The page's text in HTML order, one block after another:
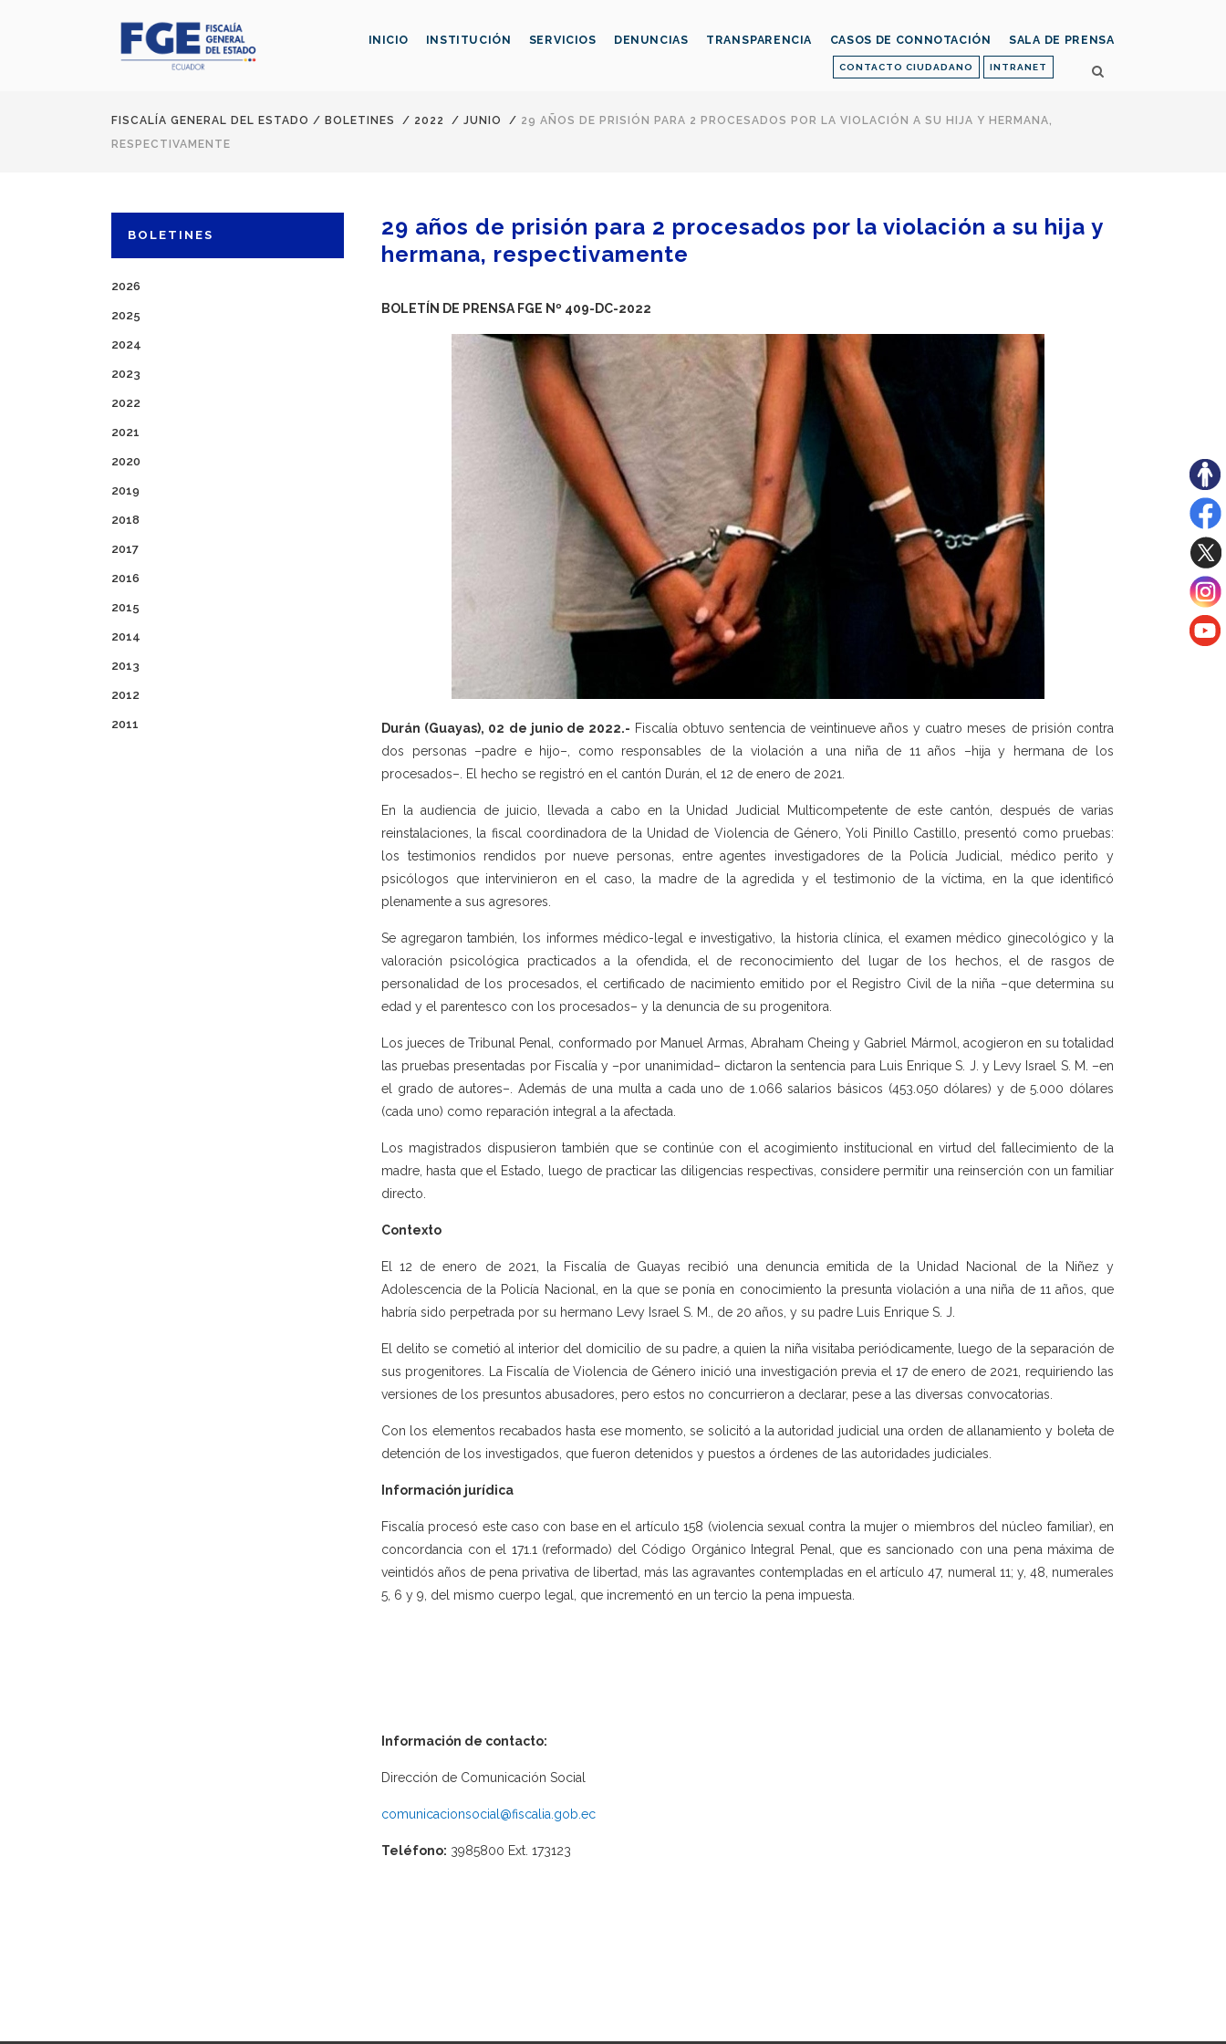
CONTACTO CIUDADANO INTRANET
INICIO INSTITUCIÓN SERVICIOS DENUNCIAS TRANSPARENCIA CASOS DE CONNOTACIÓN SALA DE PRENSA
FISCALÍA GENERAL DEL ESTADO / BOLETINES / 2022 / JUNIO / 29 AÑOS DE PRISIÓN PARA 2 PROCESADOS POR LA VIOLACIÓN A SU HIJA Y HERMANA,
RESPECTIVAMENTE
BOLETINES
2026
2025
2024
2023
2022
2021
2020
2019
2018
2017
2016
2015
2014
2013
2012
2011
29 años de prisión para 2 procesados por la violación a su hija y
hermana, respectivamente
BOLETÍN DE PRENSA FGE Nº 409-DC-2022
Durán (Guayas), 02 de junio de 2022.- Fiscalía obtuvo sentencia de veintinueve años y cuatro meses de prisión contra
dos personas –padre e hijo–, como responsables de la violación a una niña de 11 años –hija y hermana de los
procesados–. El hecho se registró en el cantón Durán, el 12 de enero de 2021.
En la audiencia de juicio, llevada a cabo en la Unidad Judicial Multicompetente de este cantón, después de varias
reinstalaciones, la fiscal coordinadora de la Unidad de Violencia de Género, Yoli Pinillo Castillo, presentó como pruebas:
los testimonios rendidos por nueve personas, entre agentes investigadores de la Policía Judicial, médico perito y
psicólogos que intervinieron en el caso, la madre de la agredida y el testimonio de la víctima, en la que identificó
plenamente a sus agresores.
Se agregaron también, los informes médico-legal e investigativo, la historia clínica, el examen médico ginecológico y la
valoración psicológica practicados a la ofendida, el de reconocimiento del lugar de los hechos, el de rasgos de
personalidad de los procesados, el certificado de nacimiento emitido por el Registro Civil de la niña –que determina su
edad y el parentesco con los procesados– y la denuncia de su progenitora.
Los jueces de Tribunal Penal, conformado por Manuel Armas, Abraham Cheing y Gabriel Mármol, acogieron en su totalidad
las pruebas presentadas por Fiscalía y –por unanimidad– dictaron la sentencia para Luis Enrique S. J. y Levy Israel S. M. –en
el grado de autores–. Además de una multa a cada uno de 1.066 salarios básicos (453.050 dólares) y de 5.000 dólares
(cada uno) como reparación integral a la afectada.
Los magistrados dispusieron también que se continúe con el acogimiento institucional en virtud del fallecimiento de la
madre, hasta que el Estado, luego de practicar las diligencias respectivas, considere permitir una reinserción con un familiar
directo.
Contexto
El 12 de enero de 2021, la Fiscalía de Guayas recibió una denuncia emitida de la Unidad Nacional de la Niñez y
Adolescencia de la Policía Nacional, en la que se ponía en conocimiento la presunta violación a una niña de 11 años, que
habría sido perpetrada por su hermano Levy Israel S. M., de 20 años, y su padre Luis Enrique S. J.
El delito se cometió al interior del domicilio de su padre, a quien la niña visitaba periódicamente, luego de la separación de
sus progenitores. La Fiscalía de Violencia de Género inició una investigación previa el 17 de enero de 2021, requiriendo las
versiones de los presuntos abusadores, pero estos no concurrieron a declarar, pese a las diversas convocatorias.
Con los elementos recabados hasta ese momento, se solicitó a la autoridad judicial una orden de allanamiento y boleta de
detención de los investigados, que fueron detenidos y puestos a órdenes de las autoridades judiciales.
Información jurídica
Fiscalía procesó este caso con base en el artículo 158 (violencia sexual contra la mujer o miembros del núcleo familiar), en
concordancia con el 171.1 (reformado) del Código Orgánico Integral Penal, que es sancionado con una pena máxima de
veintidós años de pena privativa de libertad, más las agravantes contempladas en el artículo 47, numeral 11; y, 48, numerales
5, 6 y 9, del mismo cuerpo legal, que incrementó en un tercio la pena impuesta.
Información de contacto:
Dirección de Comunicación Social
comunicacionsocial@fiscalia.gob.ec
Teléfono: 3985800 Ext. 173123